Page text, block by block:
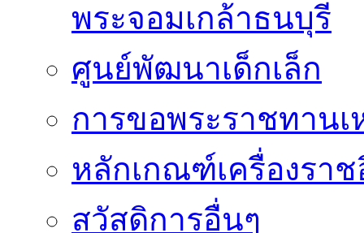
พระจอมเกล้าธนบุรี
ศูนย์พัฒนาเด็กเล็ก
การขอพระราชทาน
หลักเกณฑ์เครื่องรา
สวัสดิการอื่นๆ